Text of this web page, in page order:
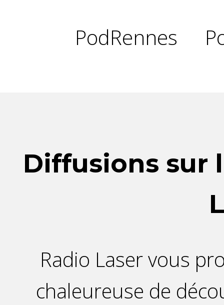
PodRennes
Diffusions sur
Radio Laser vous
chaleureuse de